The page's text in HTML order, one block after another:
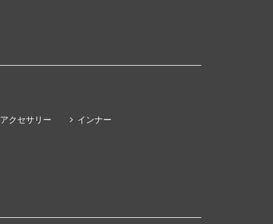
アクセサリー
インナー